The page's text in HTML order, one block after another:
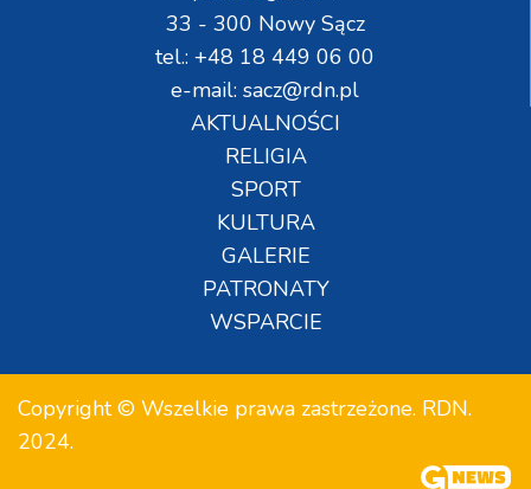
33 - 300 Nowy Sącz
tel.: +48 18 449 06 00
e-mail: sacz@rdn.pl
AKTUALNOŚCI
RELIGIA
SPORT
KULTURA
GALERIE
PATRONATY
WSPARCIE
Copyright © Wszelkie prawa zastrzeżone. RDN.
2024.